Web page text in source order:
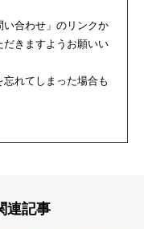
い合わせ」のリンクか
だきますようお願いい
れてしまった場合も
連記事